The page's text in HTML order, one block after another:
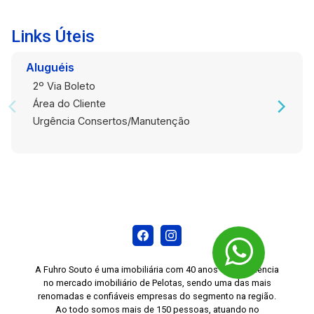
Links Úteis
Aluguéis
2º Via Boleto
Área do Cliente
Urgência Consertos/Manutenção
A Fuhro Souto é uma imobiliária com 40 anos de experiência
no mercado imobiliário de Pelotas, sendo uma das mais
renomadas e confiáveis empresas do segmento na região.
Ao todo somos mais de 150 pessoas, atuando no